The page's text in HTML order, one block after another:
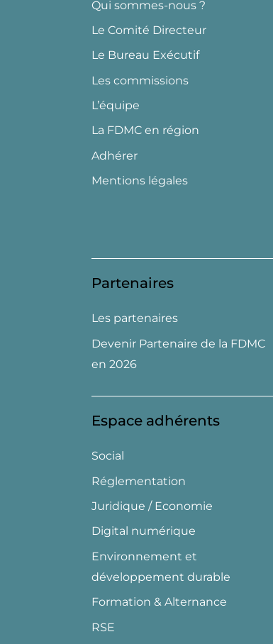
Qui sommes-nous ?
Le Comité Directeur
Le Bureau Exécutif
Les commissions
L’équipe
La FDMC en région
Adhérer
Mentions légales
Partenaires
Les partenaires
Devenir Partenaire de la FDMC
en 2026
Espace adhérents
Social
Réglementation
Juridique / Economie
Digital numérique
Environnement et
développement durable
Formation & Alternance
RSE